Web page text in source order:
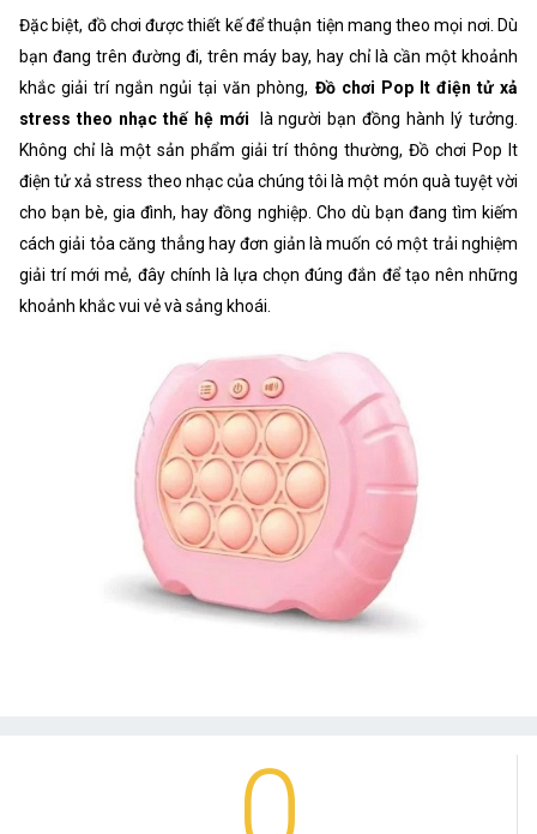
Đặc biệt, đồ chơi được thiết kế để thuận tiện mang theo mọi nơi. Dù
bạn đang trên đường đi, trên máy bay, hay chỉ là cần một khoảnh
khắc giải trí ngắn ngủi tại văn phòng, Đồ chơi Pop It điện tử xả
stress theo nhạc thế hệ mới
là người bạn đồng hành lý tưởng.
Không chỉ là một sản phẩm giải trí thông thường, Đồ chơi Pop It
điện tử xả stress theo nhạc của chúng tôi là một món quà tuyệt vời
cho bạn bè, gia đình, hay đồng nghiệp. Cho dù bạn đang tìm kiếm
cách giải tỏa căng thẳng hay đơn giản là muốn có một trải nghiệm
giải trí mới mẻ, đây chính là lựa chọn đúng đắn để tạo nên những
khoảnh khắc vui vẻ và sảng khoái.